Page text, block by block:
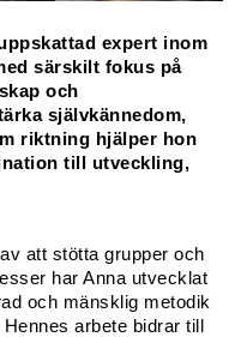
expert inom
särskilt fokus på
och
självkännedom,
riktning hjälper hon
till utveckling,
att stötta grupper och
har Anna utvecklat
och mänsklig metodik
arbete bidrar till